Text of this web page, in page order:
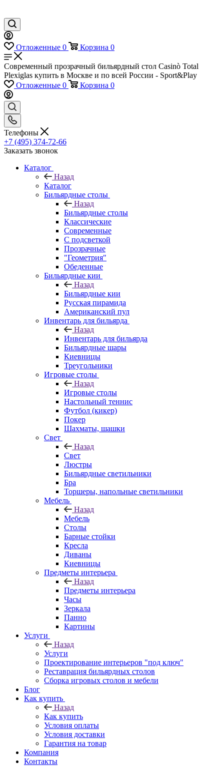
Отложенные 0 Корзина 0
Современный прозрачный бильярдный стол Casinò Total
Plexiglas купить в Москве и по всей России - Sport&Play
Отложенные 0 Корзина 0
Телефоны
+7 (495) 374-72-66
Заказать звонок
Каталог
Назад
Каталог
Бильярдные столы
Назад
Бильярдные столы
Классические
Современные
С подсветкой
Прозрачные
"Геометрия"
Обеденные
Бильярдные кии
Назад
Бильярдные кии
Русская пирамида
Американский пул
Инвентарь для бильярда
Назад
Инвентарь для бильярда
Бильярдные шары
Киевницы
Треугольники
Игровые столы
Назад
Игровые столы
Настольный теннис
Футбол (кикер)
Покер
Шахматы, шашки
Свет
Назад
Свет
Люстры
Бильярдные светильники
Бра
Торшеры, напольные светильники
Мебель
Назад
Мебель
Столы
Барные стойки
Кресла
Диваны
Киевницы
Предметы интерьера
Назад
Предметы интерьера
Часы
Зеркала
Панно
Картины
Услуги
Назад
Услуги
Проектирование интерьеров "под ключ"
Реставрация бильярдных столов
Сборка игровых столов и мебели
Блог
Как купить
Назад
Как купить
Условия оплаты
Условия доставки
Гарантия на товар
Компания
Контакты